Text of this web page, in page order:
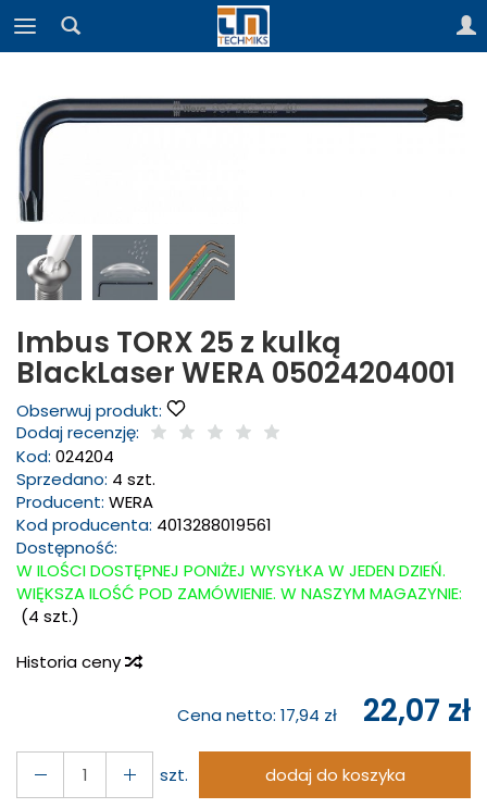
Imbus TORX 25 z kulką
BlackLaser WERA 05024204001
Obserwuj produkt:
Dodaj recenzję:
Kod: 024204
Sprzedano: 4 szt.
Producent: WERA
Kod producenta: 4013288019561
Dostępność:
W ILOŚCI DOSTĘPNEJ PONIŻEJ WYSYŁKA W JEDEN DZIEŃ.
WIĘKSZA ILOŚĆ POD ZAMÓWIENIE. W NASZYM MAGAZYNIE:
(4 szt.)
Historia ceny
Cena netto: 17,94 zł 22,07 zł
szt.
dodaj do koszyka